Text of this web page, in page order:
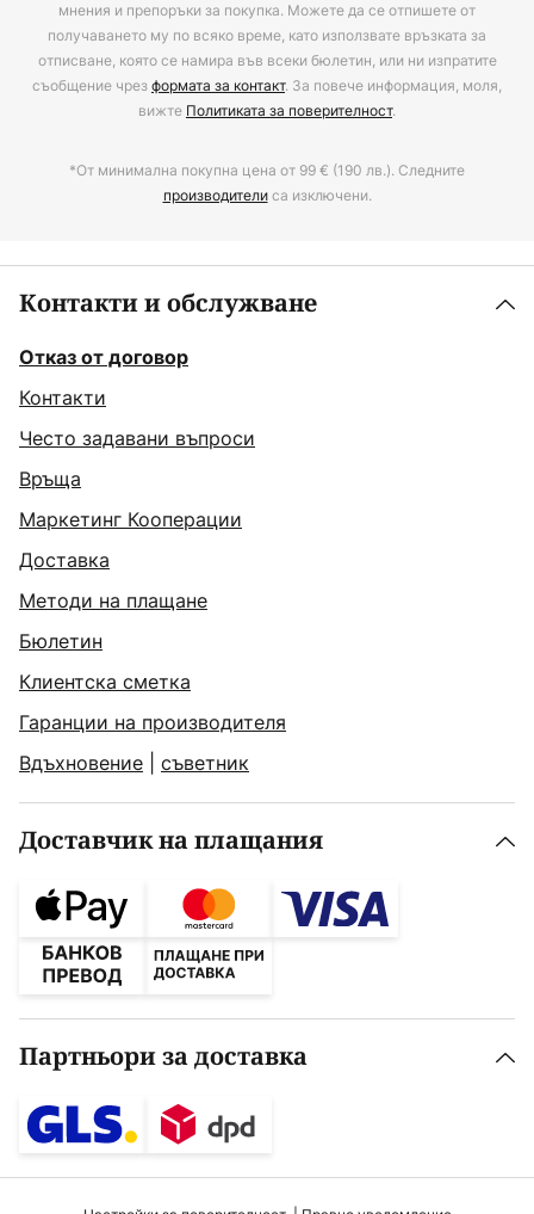
мнения и препоръки за покупка. Можете да се отпишете от
получаването му по всяко време, като използвате връзката за
отписване, която се намира във всеки бюлетин, или ни изпратите
съобщение чрезформата за контакт. За повече информация, моля,
вижте Политиката за поверителност.
*От минимална покупна цена от 99 € (190 лв.). Следните
производителиса изключени.
Контакти и обслужване
Отказ от договор
Контакти
Често задавани въпроси
Връща
Маркетинг Кооперации
Доставка
Методи на плащане
Бюлетин
Клиентска сметка
Гаранции на производителя
Вдъхновение
съветник
Доставчик на плащания
Партньори за доставка